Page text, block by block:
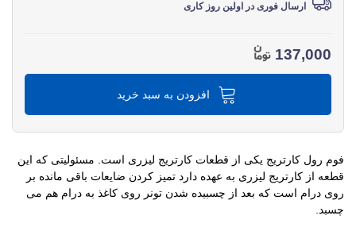
ارسال فوری در اولین روز کاری
137,000
افزودن به سبد خرید
فوم رول کارتریج یکی از قطعات کارتریج لیزری است. مسئولیتی که این
قطعه از کارتریج لیزری به عهده دارد تمیز کردن ضایعات باقی مانده بر
روی درام است که بعد از چسبیده شدن تونر روی کاغذ به درام هم می
چسبد.